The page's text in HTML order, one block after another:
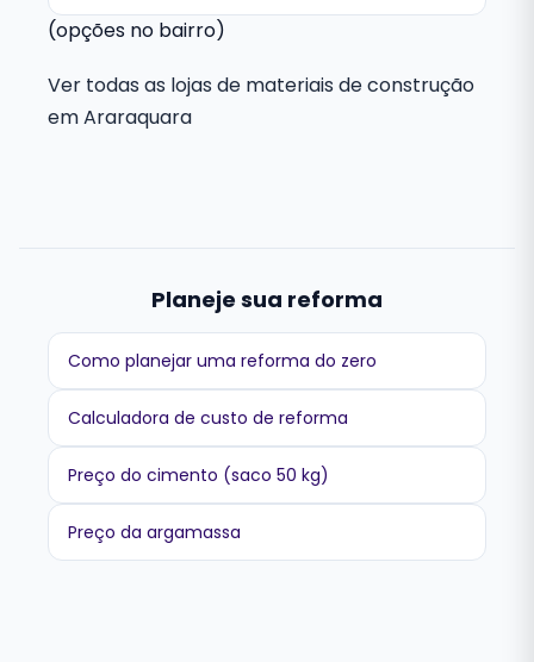
(opções no bairro)
Ver todas as lojas de materiais de construção
em Araraquara
Planeje sua reforma
Como planejar uma reforma do zero
Calculadora de custo de reforma
Preço do cimento (saco 50 kg)
Preço da argamassa